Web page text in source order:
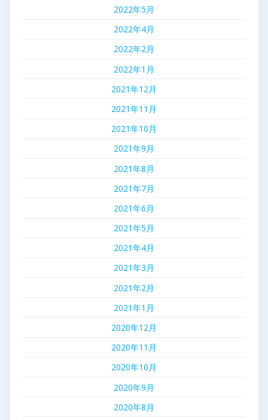
2022年5月
2022年4月
2022年2月
2022年1月
2021年12月
2021年11月
2021年10月
2021年9月
2021年8月
2021年7月
2021年6月
2021年5月
2021年4月
2021年3月
2021年2月
2021年1月
2020年12月
2020年11月
2020年10月
2020年9月
2020年8月